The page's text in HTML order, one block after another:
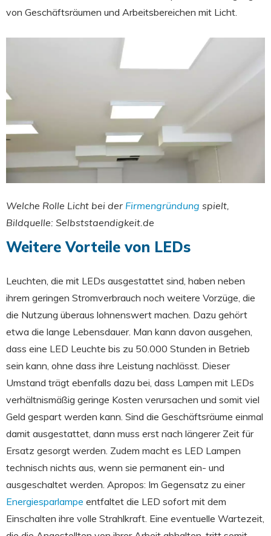
von Geschäftsräumen und Arbeitsbereichen mit Licht.
Welche Rolle Licht bei der Firmengründung spielt,
Bildquelle: Selbststaendigkeit.de
Weitere Vorteile von LEDs
Leuchten, die mit LEDs ausgestattet sind, haben neben
ihrem geringen Stromverbrauch noch weitere Vorzüge, die
die Nutzung überaus lohnenswert machen. Dazu gehört
etwa die lange Lebensdauer. Man kann davon ausgehen,
dass eine LED Leuchte bis zu 50.000 Stunden in Betrieb
sein kann, ohne dass ihre Leistung nachlässt. Dieser
Umstand trägt ebenfalls dazu bei, dass Lampen mit LEDs
verhältnismäßig geringe Kosten verursachen und somit viel
Geld gespart werden kann. Sind die Geschäftsräume einmal
damit ausgestattet, dann muss erst nach längerer Zeit für
Ersatz gesorgt werden. Zudem macht es LED Lampen
technisch nichts aus, wenn sie permanent ein- und
ausgeschaltet werden. Apropos: Im Gegensatz zu einer
Energiesparlampe entfaltet die LED sofort mit dem
Einschalten ihre volle Strahlkraft. Eine eventuelle Wartezeit,